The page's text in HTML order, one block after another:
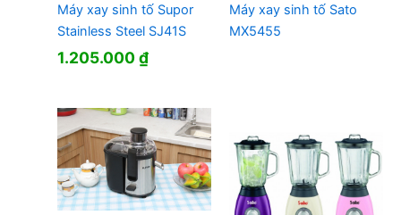
Máy xay sinh tố Supor
Stainless Steel SJ41S
1.205.000₫
Máy xay sinh tố Sato
MX5455